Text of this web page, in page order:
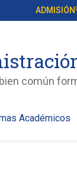
ADMISIÓN
común
Académicos